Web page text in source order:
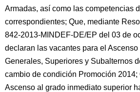
Armadas, así como las competencias
correspondientes; Que, mediante
842-2013-MINDEF-DE/EP del 03 de
declaran las vacantes para el
Generales, Superiores y Subalternos
cambio de condición Promoción 2014;
Ascenso al grado inmediato superior